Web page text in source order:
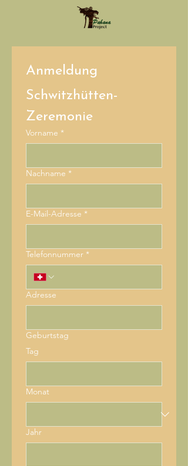
Anmeldung
Schwitzhütten-
Zeremonie
Vorname *
Nachname *
E-Mail-Adresse *
Telefonnummer *
Adresse
Geburtstag
Tag
Monat
Jahr